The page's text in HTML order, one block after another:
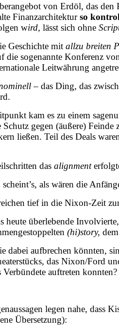
von Erdöl, das den
Finanzarchitekturso
wird, lässt sich ohne
Geschichte mit allzu breiten
die sogenannte Konferenz
Leitwährung
– das Ding, das
kam es zu einem
gegen (äußere)
ließen. Teil des Deals
das alignment
als wären die
tief in die Nixon-Zeit
heute überlebende
(hi)story,
dabei aufbrechen könnten,
das Nixon/Ford
auftreten
legen nahe, dass
Übersetzung):